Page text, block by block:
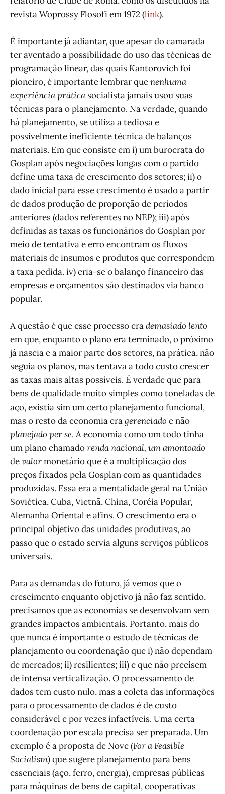
revista Woprossy Flosofi em 1972 (link).
É importante já adiantar, que apesar do camarada
ter aventado a possibilidade do uso das técnicas de
programação linear, das quais Kantorovich foi
pioneiro, é importante lembrar quenenhuma
experiência prática socialista jamais usou suas
técnicas para o planejamento. Na verdade, quando
há planejamento, se utiliza a tediosa e
possivelmente ineficiente técnica de balanços
materiais. Em que consiste em i) um burocrata do
Gosplan após negociações longas com o partido
define uma taxa de crescimento dos setores; ii) o
dado inicial para esse crescimento é usado a partir
de dados produção de proporção de períodos
anteriores (dados referentes no NEP); iii) após
definidas as taxas os funcionários do Gosplan por
meio de tentativa e erro encontram os fluxos
materiais de insumos e produtos que correspondem
a taxa pedida. iv) cria-se o balanço financeiro das
empresas e orçamentos são destinados via banco
popular.
A questão é que esse processo erademasiado lento
em que, enquanto o plano era terminado, o próximo
já nascia e a maior parte dos setores, na prática, não
seguia os planos, mas tentava a todo custo crescer
as taxas mais altas possíveis. É verdade que para
bens de qualidade muito simples como toneladas de
aço, existia sim um certo planejamento funcional,
mas o resto da economia eragerenciado e não
planejado per se. A economia como um todo tinha
um plano chamadorenda nacional, um amontoado
devalormonetário que é a multiplicação dos
preços fixados pela Gosplan com as quantidades
produzidas. Essa era a mentalidade geral na União
Soviética, Cuba, Vietnã, China, Coréia Popular,
Alemanha Oriental e afins. O crescimento era o
principal objetivo das unidades produtivas, ao
passo que o estado servia alguns serviços públicos
universais.
Para as demandas do futuro, já vemos que o
crescimento enquanto objetivo já não faz sentido,
precisamos que as economias se desenvolvam sem
grandes impactos ambientais. Portanto, mais do
que nunca é importante o estudo de técnicas de
planejamento ou coordenação que i) não dependam
de mercados; ii) resilientes; iii) e que não precisem
de intensa verticalização. O processamento de
dados tem custo nulo, mas a coleta das informações
para o processamento de dados é de custo
considerável e por vezes infactíveis. Uma certa
coordenação por escala precisa ser preparada. Um
exemplo é a proposta de Nove (For a Feasible
Socialism)que sugere planejamento para bens
essenciais (aço, ferro, energia), empresas públicas
para máquinas de bens de capital, cooperativas